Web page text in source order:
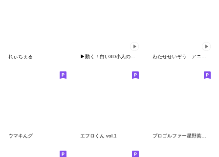
れぃちぇる ▶動く！白い3D小人のゴルフ(ダジャレ) わたせせいぞう アニメーションスタンプ２
ウマキんグ エフロくん vol.1 プロゴルファー星野英正のスタンプ